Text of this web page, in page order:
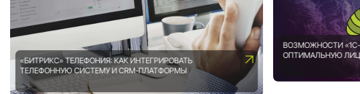
«БИТРИКС» ТЕЛЕФОНИЯ: КАК ИНТЕГРИРОВАТЬ
ТЕЛЕФОННУЮ СИСТЕМУ И CRM-ПЛАТФОРМЫ
ВОЗМОЖНОСТИ
ОПТИМАЛЬНУЮ